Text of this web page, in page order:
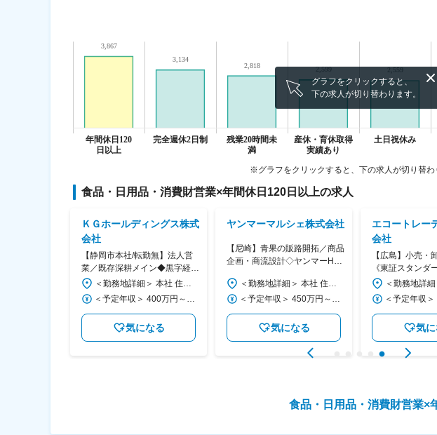
グラフをクリックすると、
下の求人が切り替わります。
※グラフをクリックすると、下の求人が切り替わ
食品・日用品・消費財営業×年間休日120日以上の求人
ＫＧホールディングス株式
会社
【静岡市本社/転勤無】法人営
業／既存深耕メイン◆黒字経
営・事業拡大中の環境ソリュー
ション提供企業◆
＜勤務地詳細＞ 本社 住所：静岡県静岡市清水区興津中町990 受動喫煙対策：屋内全面禁煙 変更の範囲：会社の定める事業所
＜予定年収＞ 400万円～600万円 ＜賃金形態＞ 月給制 ＜賃金内訳＞ 月額（基本給）：217,300円～324,400円 固定残業手当/月：66,534円～99,326円（固定残業時間40時間0分/月） 超過した時間外労働の残業手当は追加支給 ＜月給＞ 283,834円～423,726円（一律手当を含む） ＜昇給有無＞ 有 ＜残業手当＞ 有 ＜給与補足＞ ※経験、能力、スキル等を考慮し、弊社規定により決定します。 ■昇給：年1回（5月） ■賞与：年2回（7月・12月） 賃金はあくまでも目安の金額であり、選考を通じて上下する可能性があります。 月給(月額)は固定手当を含めた表記です。
気になる
ヤンマーマルシェ株式会社
【尼崎】青果の販路開拓／商品
企画・商流設計◇ヤンマーHD
見活かす
＜勤務地詳細＞ 本社 住所：兵庫県尼崎市潮江1-16-1 アミング潮江ウエスト二番館3F 勤務地最寄駅：阪急電鉄伊丹線／伊丹駅 受動喫煙対策：敷地内全面禁煙 変更の範囲：会社の定める事業所（リモートワーク含む）
＜予定年収＞ 450万円～650万円 ＜賃金形態＞ 月給制 ＜賃金内訳＞ 月額（基本給）：271,300円～391,566円 ＜月給＞ 271,300円～391,566円 ＜昇給有無＞ 有 ＜残業手当＞ 有 ＜給与補足＞ ※経験・能力等を考慮の上、当社規定により決定します。 ■昇給：あり ■賞与：年2回（7月・12月）※過去実績4.6ヶ月分 賃金はあくまでも目安の金額であり、選考を通じて上下する可能性があります。 月給(月額)は固定手当を含めた表記です。
気になる
エコートレー
会社
【広島】小売・
《東証スタンダ
ト用品の専門商
残業20h
気
食品・日用品・消費財営業×